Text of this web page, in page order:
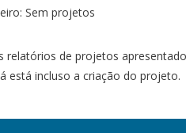
Sem projetos
relatórios de projetos
está incluso a criação do projeto.